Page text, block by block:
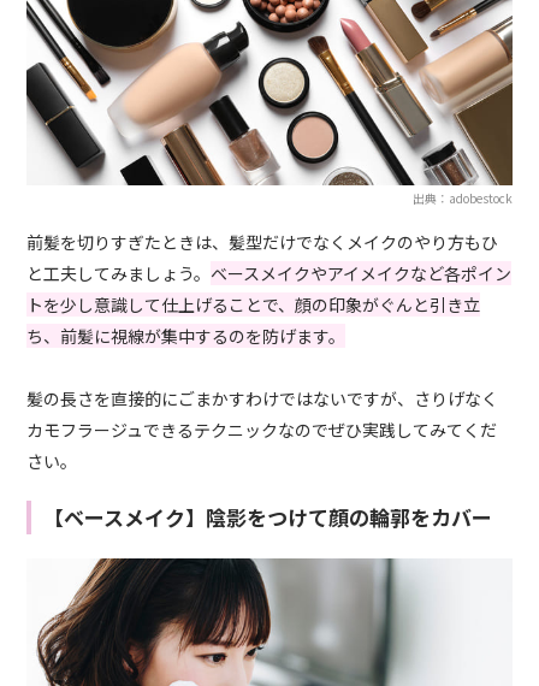
出典：adobestock
前髪を切りすぎたときは、髪型だけでなくメイクのやり方もひ
と工夫してみましょう。 ベースメイクやアイメイクなど各ポイン
トを少し意識して仕上げることで、顔の印象がぐんと引き立
ち、前髪に視線が集中するのを防げます。
髪の長さを直接的にごまかすわけではないですが、さりげなく
カモフラージュできるテクニックなのでぜひ実践してみてくだ
さい。
【ベースメイク】陰影をつけて顔の輪郭をカバー